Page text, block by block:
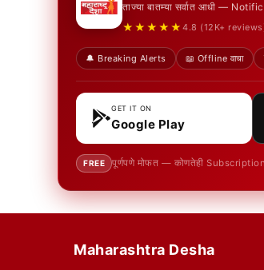
ताज्या बातम्या सर्वात आधी —
★★★★★ 4.8 (12K+
🔔 Breaking Alerts 📖 Offline वाचा
GET IT ON
Google Play
FREE पूर्णपणे मोफत — कोणतेही Subscription
Maharashtra Desha